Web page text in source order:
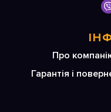
Про
Гарантія і